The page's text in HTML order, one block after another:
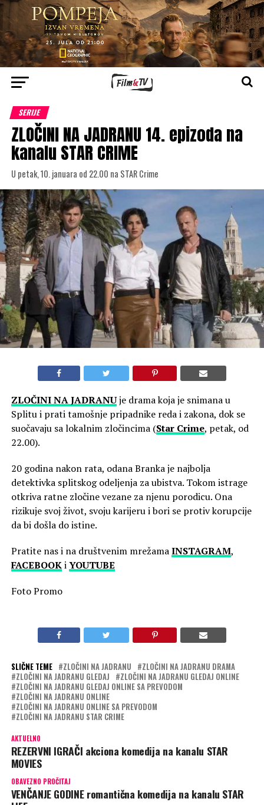
SERIJE
ZLOČINI NA JADRANU 14. epizoda na
kanalu STAR CRIME
U petak, 10. januara od 22.00 na STAR Crime
ZLOČINI NA JADRANUje drama koja je snimana u
Splitu i prati tamošnje pripadnike reda i zakona, dok se
suočavaju sa lokalnim zločincima (Star Crime, petak, od
22.00).
20 godina nakon rata, odana Branka je najbolja
detektivka splitskog odeljenja za ubistva. Tokom istrage
otkriva ratne zločine vezane za njenu porodicu. Ona
rizikuje svoj život, svoju karijeru i bori se protiv korupcije
da bi došla do istine.
Pratite nas i na društvenim mrežamaINSTAGRAM,
FACEBOOKiYOUTUBE
Foto Promo
SLIČNE TEME ZLOČINI NA JADRANU
ZLOČINI NA JADRANU DRAMA
ZLOČINI NA JADRANU GLEDAJ
ZLOČINI NA JADRANU GLEDAJ ONLINE
ZLOČINI NA JADRANU GLEDAJ ONLINE SA PREVODOM
ZLOČINI NA JADRANU ONLINE
ZLOČINI NA JADRANU ONLINE SA PREVODOM
ZLOČINI NA JADRANU STAR CRIME
AKTUELNO
REZERVNI IGRAČI akciona komedija na kanalu STAR
MOVIES
OBAVEZNO PROČITAJ
VENČANJE GODINE romantična komedija na kanalu STAR